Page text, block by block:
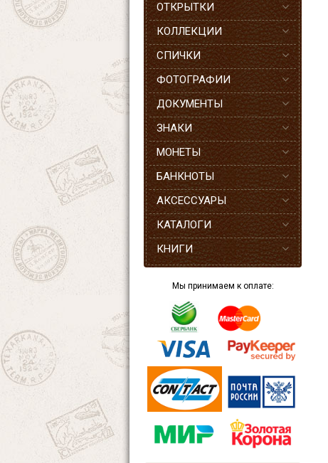
ОТКРЫТКИ
КОЛЛЕКЦИИ
СПИЧКИ
ФОТОГРАФИИ
ДОКУМЕНТЫ
ЗНАКИ
МОНЕТЫ
БАНКНОТЫ
АКСЕССУАРЫ
КАТАЛОГИ
КНИГИ
Мы принимаем к оплате: